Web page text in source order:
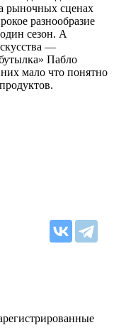
рыночных сценах
разнообразие
сезон. А
—
Пабло
мало что понятно